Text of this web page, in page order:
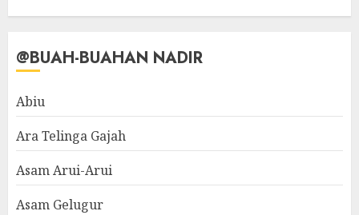
@BUAH-BUAHAN NADIR
Abiu
Ara Telinga Gajah
Asam Arui-Arui
Asam Gelugur